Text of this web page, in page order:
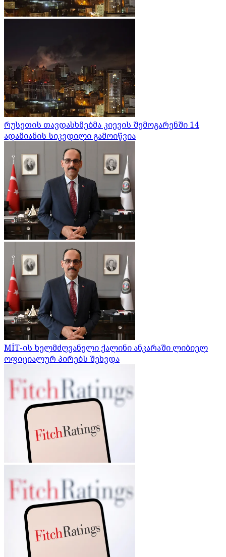
რუსეთის თავდასხმებმა კიევის შემოგარენში 14
ადამიანის სიკვდილი გამოიწვია
MİT-ის ხელმძღვანელი ქალინი ანკარაში ლიბიელ
ოფიციალურ პირებს შეხვდა